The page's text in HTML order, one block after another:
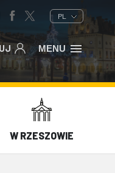
PL
MENU
W RZESZOWIE